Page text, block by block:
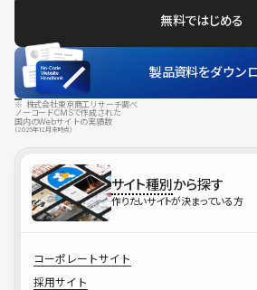
無料ではじめる
製品資料をダウン
※ 株式会社東京商工リサーチ調べ
ノーコードCMSで作成された
国内のWebサイトの実績数
（2025年12月末時点）
サイト種別から探す
作りたいサイトが決まっている方
コーポレートサイト
採用サイト